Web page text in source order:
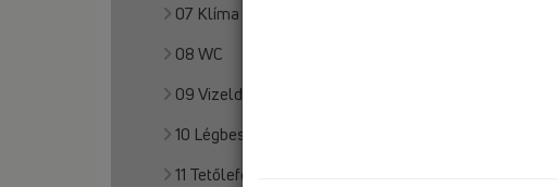
07 Klíma és légkezelés
08 WC
09 Vizelde
10 Légbeszívó szelep
11 Tetőlefolyó